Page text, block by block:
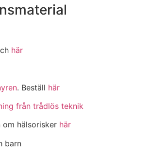
här
. Beställ här
om hälsorisker här
barn